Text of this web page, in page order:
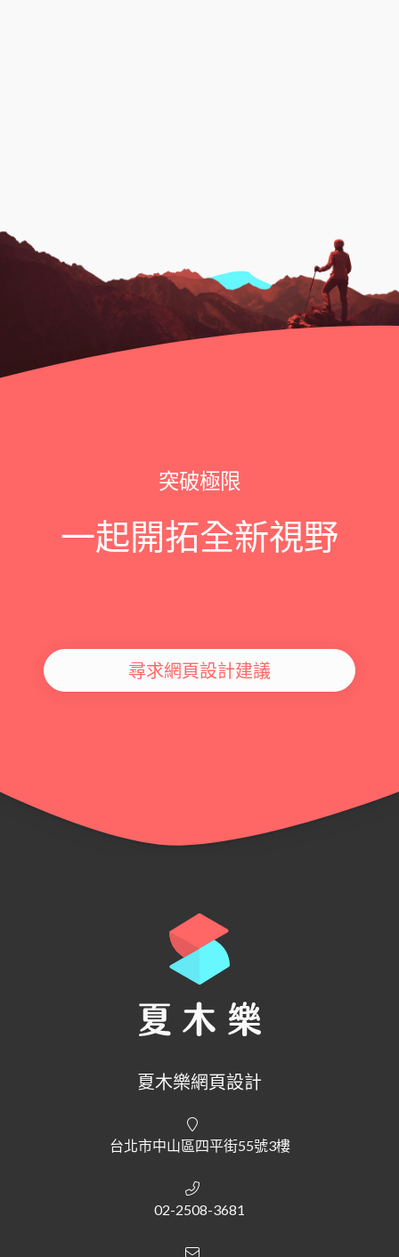
突破極限
一起開拓全新視野
尋求網頁設計建議
夏木樂網頁設計
台北市中山區四平街55號3樓
02-2508-3681